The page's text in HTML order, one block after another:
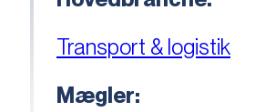
Transport & logistik
Mægler: